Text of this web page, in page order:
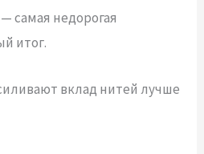
самая недорогая
итог.
вклад нитей лучше